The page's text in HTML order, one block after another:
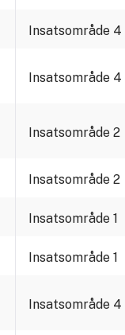
Insatsområde 4
Insatsområde 4
Insatsområde 2
Insatsområde 2
Insatsområde 1
Insatsområde 1
Insatsområde 4